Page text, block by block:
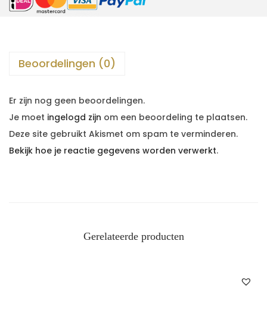
Beoordelingen (0)
Er zijn nog geen beoordelingen.
Je moet ingelogd zijn om een beoordeling te plaatsen.
Deze site gebruikt Akismet om spam te verminderen.
Bekijk hoe je reactie gegevens worden verwerkt.
Gerelateerde producten